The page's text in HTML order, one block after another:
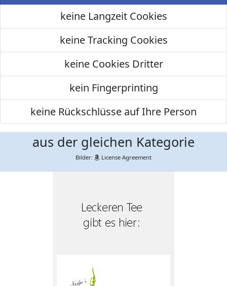
keine Langzeit Cookies
keine Tracking Cookies
keine Cookies Dritter
kein Fingerprinting
keine Rückschlüsse auf Ihre Person
aus der gleichen Kategorie
Bilder: License Agreement